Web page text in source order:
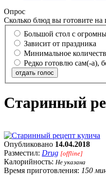
Опрос
Сколько блюд вы готовите на
Большой стол с
Зависит от праздника
Минимальное
Редко готовлю сам(-а),
отдать голос
Старинный
Опубликовано 14.04.2018
Разместил: Drug [offline]
Калорийность: Не указана
Время приготовления: 150